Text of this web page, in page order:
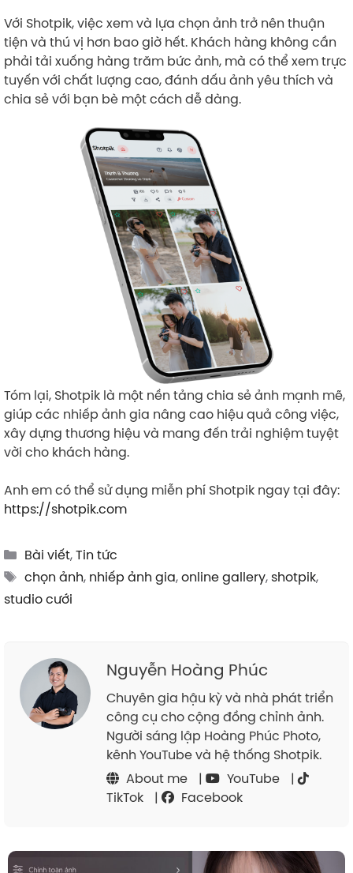
Với Shotpik, việc xem và lựa chọn ảnh trở nên thuận
tiện và thú vị hơn bao giờ hết. Khách hàng không cần
phải tải xuống hàng trăm bức ảnh, mà có thể xem trực
tuyến với chất lượng cao, đánh dấu ảnh yêu thích và
chia sẻ với bạn bè một cách dễ dàng.
Tóm lại, Shotpik là một nền tảng chia sẻ ảnh mạnh mẽ,
giúp các nhiếp ảnh gia nâng cao hiệu quả công việc,
xây dựng thương hiệu và mang đến trải nghiệm tuyệt
vời cho khách hàng.
Anh em có thể sử dụng miễn phí Shotpik ngay tại đây:
https://shotpik.com
Categories
Bài viết,Tin tức
Tags
chọn ảnh, nhiếp ảnh gia,online gallery,shotpik,
studio cưới
Nguyễn Hoàng Phúc
Chuyên gia hậu kỳ và nhà phát triển
công cụ cho cộng đồng chỉnh ảnh.
Người sáng lập Hoàng Phúc Photo,
kênh YouTube và hệ thống Shotpik.
About me
| YouTube
|
TikTok
| Facebook